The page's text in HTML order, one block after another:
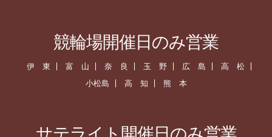
競輪場開催日のみ営業
伊 東 富 山 奈 良 玉 野 広 島
高 松
小松島
高 知 熊 本